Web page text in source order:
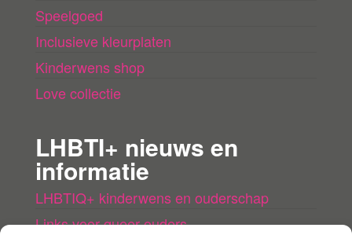
Speelgoed
Inclusieve kleurplaten
Kinderwens shop
Love collectie
LHBTI+ nieuws en
informatie
LHBTIQ+ kinderwens en ouderschap
Links voor queer ouders